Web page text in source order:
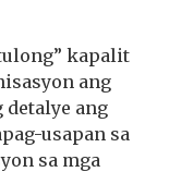
kapalit
ang
ang
usapan sa
sa mga